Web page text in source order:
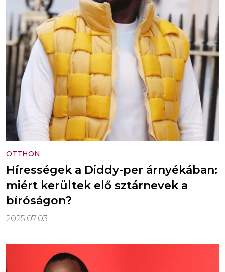
OTTHON
Hírességek a Diddy-per árnyékában:
miért kerültek elő sztárnevek a
bíróságon?
2025.07.03.